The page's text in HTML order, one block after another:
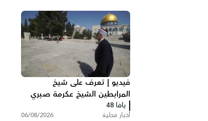
فيديو | تعرف على شيخ
المرابطين الشيخ عكرمة صبري
يافا 48
أخبار محلية 06/08/2026